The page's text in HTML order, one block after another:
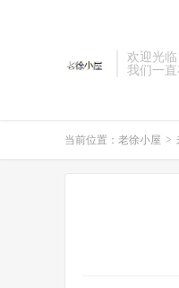
欢迎光临
我们一直
当前位置： 老徐小屋 >